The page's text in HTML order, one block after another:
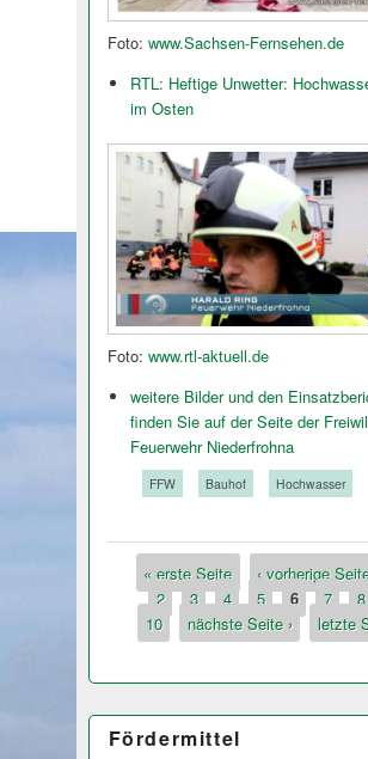
Foto: www.Sachsen-Fernsehen.de
RTL: Heftige Unwetter:
im Osten
Foto: www.rtl-aktuell.de
weitere Bilder und den
finden Sie auf der Seite der
Feuerwehr Niederfrohna
FFW Bauhof Hochwasser
Seiten
« erste Seite ‹ vorherige
2
3 4 5 6 7 8
10
nächste Seite › letzte
Fördermittel